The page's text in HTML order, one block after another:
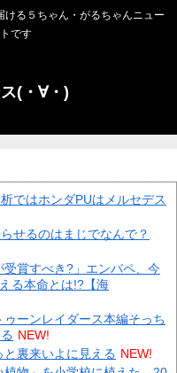
る５ちゃん・がるちゃんニュー
です
(・∀・)
ではホンダPUはメルセデス
せるのはまじでなんで？
賞すべき?」エンバペ、今
る本命とは!?【海
ゥーンレイダース本編そっち
NEW!
と裏来いよに見える NEW!